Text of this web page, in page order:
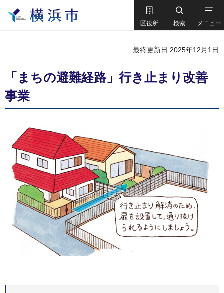
区役所 検索 メニュー
最終更新日 2025年12月1日
「まちの避難経路」行き止まり改善
事業